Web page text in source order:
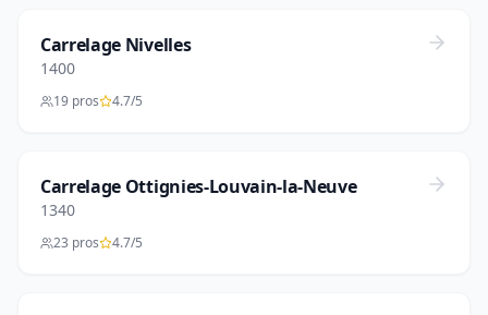
Carrelage Nivelles
1400
19 pros 4.7/5
Carrelage Ottignies-Louvain-la-Neuve
1340
23 pros 4.7/5